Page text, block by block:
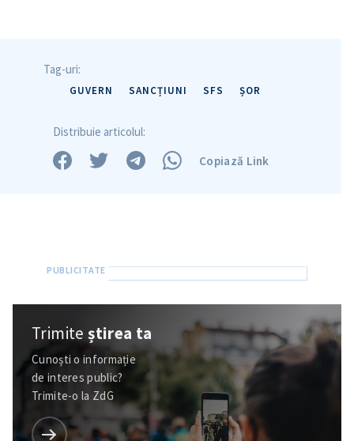
Trimite o informație
Despre ZdG
in English
на русском
Tag-uri:
GUVERN SANCȚIUNI SFS ȘOR
Distribuie articolul:
Copiază Link
Trimiteștirea ta
Cunoști o informație
de interes public?
Trimite-o la ZdG